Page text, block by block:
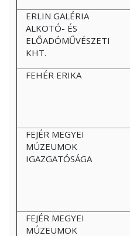
ERLIN GALÉRIA
ALKOTÓ- ÉS
ELŐADÓMŰVÉSZETI
KHT.
FEHÉR ERIKA
FEJÉR MEGYEI
MÚZEUMOK
IGAZGATÓSÁGA
FEJÉR MEGYEI
MÚZEUMOK